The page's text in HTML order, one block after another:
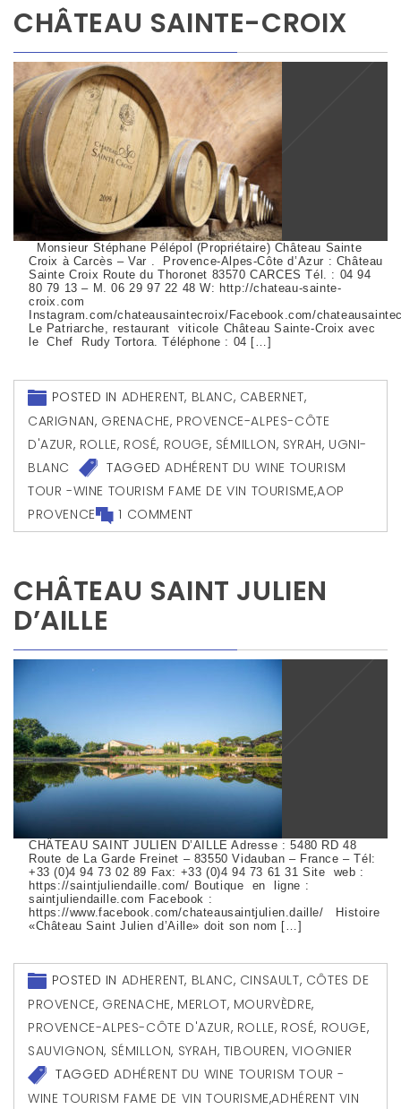
CHÂTEAU SAINTE-CROIX
Monsieur Stéphane Pélépol (Propriétaire) Château Sainte
Croix à Carcès – Var . Provence-Alpes-Côte d’Azur : Château
Sainte Croix Route du Thoronet 83570 CARCES Tél. : 04 94
80 79 13 – M. 06 29 97 22 48 W: http://chateau-sainte-
croix.com
Instagram.com/chateausaintecroix/Facebook.com/
Le Patriarche, restaurant viticole Château Sainte-Croix avec
le Chef Rudy Tortora. Téléphone : 04 […]
POSTED IN ADHERENT, BLANC, CABERNET,
CARIGNAN, GRENACHE, PROVENCE-ALPES-CÔTE
D'AZUR, ROLLE, ROSÉ, ROUGE, SÉMILLON, SYRAH, UGNI-
BLANC
TAGGEDADHÉRENT DU WINE TOURISM
TOUR -WINE TOURISM FAME DE VIN TOURISME,AOP
PROVENCE
1 COMMENT
CHÂTEAU SAINT JULIEN
D’AILLE
CHÂTEAU SAINT JULIEN D’AILLE Adresse : 5480 RD 48
Route de La Garde Freinet – 83550 Vidauban – France – Tél:
+33 (0)4 94 73 02 89 Fax: +33 (0)4 94 73 61 31 Site web :
https://saintjuliendaille.com/ Boutique en ligne :
saintjuliendaille.com Facebook :
https://www.facebook.com/chateausaintjulien.daille/ Histoire
«Château Saint Julien d’Aille» doit son nom […]
POSTED IN ADHERENT, BLANC, CINSAULT, CÔTES DE
PROVENCE, GRENACHE, MERLOT, MOURVÈDRE,
PROVENCE-ALPES-CÔTE D'AZUR, ROLLE, ROSÉ, ROUGE,
SAUVIGNON, SÉMILLON, SYRAH, TIBOUREN, VIOGNIER
TAGGEDADHÉRENT DU WINE TOURISM TOUR -
WINE TOURISM FAME DE VIN TOURISME,ADHÉRENT VIN